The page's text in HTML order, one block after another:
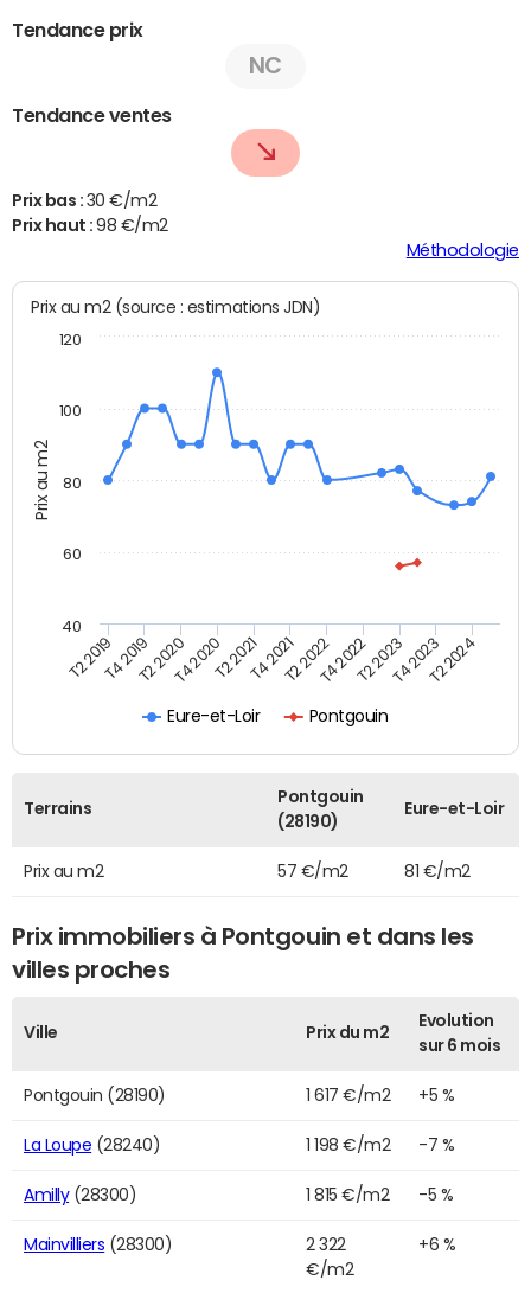
Tendance prix
NC
Tendance ventes
Prix bas : 30 €/m2
Prix haut :98 €/m2
Méthodologie
Prix au m2
Prix au m2 (source : estimations JDN)
Eure-et-Loir Pontgouin
T2 2019T4 2019T2 2020T4 2020T2 2021T4 2021T2 2022T4 2022T2 2023T4 2023T2 2024
40
60
80
100
120
Terrains
Pontgouin
(28190)
Eure-et-Loir
Prix au m2 57 €/m2 81 €/m2
Prix immobiliers à Pontgouin et dans les
villes proches
Ville Prix du m2
Evolution
sur 6 mois
Pontgouin (28190) 1 617 €/m2 +5 %
La Loupe (28240) 1 198 €/m2 -7 %
Amilly(28300) 1 815 €/m2 -5 %
Mainvilliers (28300)
2 322
€/m2
+6 %